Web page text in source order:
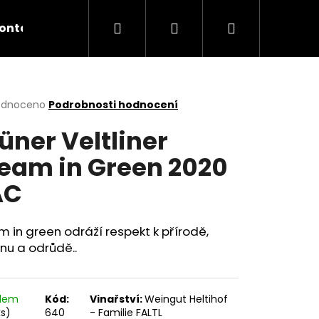
Hledat PřihlášeníNákupní
Podrobnosti hodnocení
Veltliner
in Green 2020
in green odráží respekt k přírodě,
a odrůdě..
Kód:
640
Vinařství:Weingut Heltihof
- Familie FALTL
ZÖBING KAMPTAL